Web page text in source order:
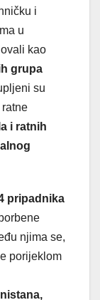
i
u
kao
grupa
su
i ratnih
pripadnika
njima se,
porijeklom